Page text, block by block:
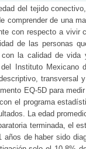
del tejido
de una
con respecto a vivir
de las personas
la calidad de
Instituto Mexicano
transversal
EQ-5D para
el programa
La edad
terminada, el
de haber sido